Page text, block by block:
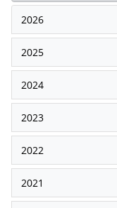
2026
2025
2024
2023
2022
2021